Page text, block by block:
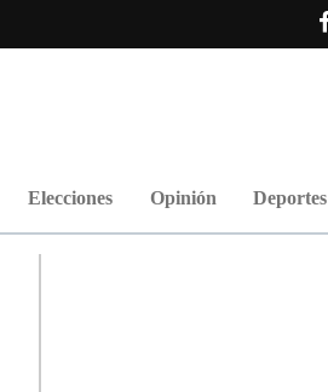
Elecciones Opinión Deportes